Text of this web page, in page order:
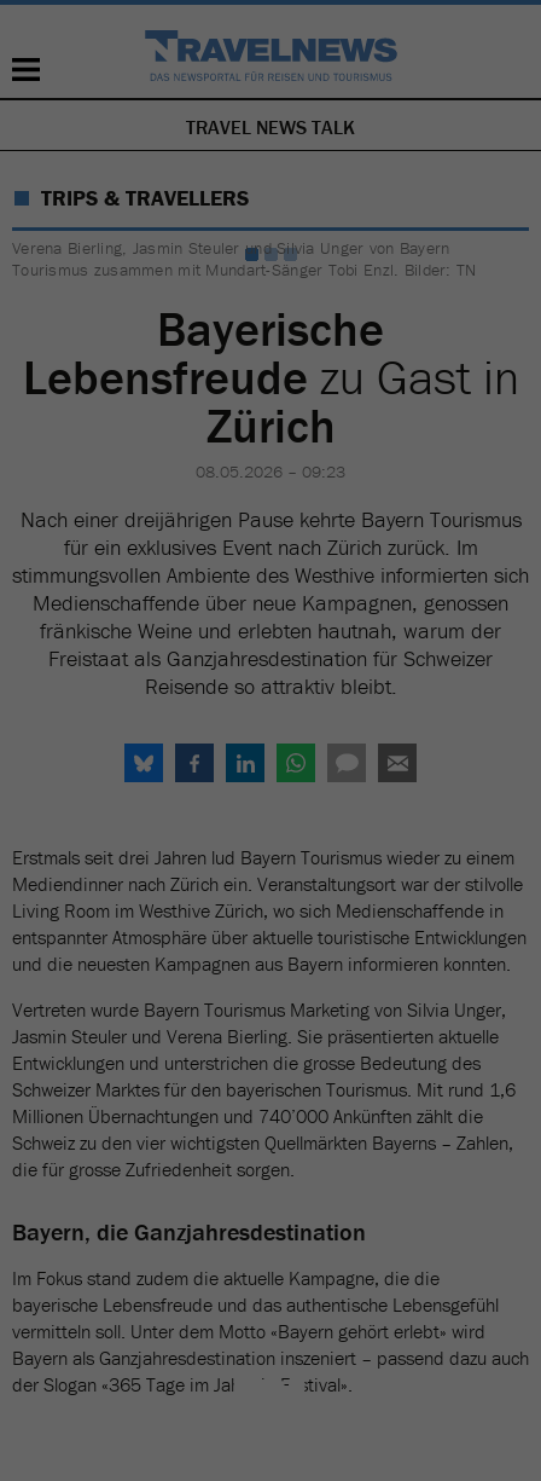
NAVIGATION
ÜBERSPRINGEN
TRAVEL NEWS TALK
TRIPS & TRAVELLERS
Verena Bierling, Jasmin Steuler und Silvia Unger von Bayern
Tourismus zusammen mit Mundart-Sänger Tobi Enzl. Bilder: TN
Bayerische
Lebensfreude zu Gast in
Zürich
08.05.2026 – 09:23
Nach einer dreijährigen Pause kehrte Bayern Tourismus
für ein exklusives Event nach Zürich zurück. Im
stimmungsvollen Ambiente des Westhive informierten sich
Medienschaffende über neue Kampagnen, genossen
fränkische Weine und erlebten hautnah, warum der
Freistaat als Ganzjahresdestination für Schweizer
Reisende so attraktiv bleibt.
Erstmals seit drei Jahren lud Bayern Tourismus wieder zu einem
Mediendinner nach Zürich ein. Veranstaltungsort war der stilvolle
Living Room im Westhive Zürich, wo sich Medienschaffende in
entspannter Atmosphäre über aktuelle touristische Entwicklungen
und die neuesten Kampagnen aus Bayern informieren konnten.
Vertreten wurde Bayern Tourismus Marketing von Silvia Unger,
Jasmin Steuler und Verena Bierling. Sie präsentierten aktuelle
Entwicklungen und unterstrichen die grosse Bedeutung des
Schweizer Marktes für den bayerischen Tourismus. Mit rund 1,6
Millionen Übernachtungen und 740’000 Ankünften zählt die
Schweiz zu den vier wichtigsten Quellmärkten Bayerns – Zahlen,
die für grosse Zufriedenheit sorgen.
Bayern, die Ganzjahresdestination
Im Fokus stand zudem die aktuelle Kampagne, die die
bayerische Lebensfreude und das authentische Lebensgefühl
vermitteln soll. Unter dem Motto «Bayern gehört erlebt» wird
Bayern als Ganzjahresdestination inszeniert – passend dazu auch
der Slogan «365 Tage im Jahr ein Festival».